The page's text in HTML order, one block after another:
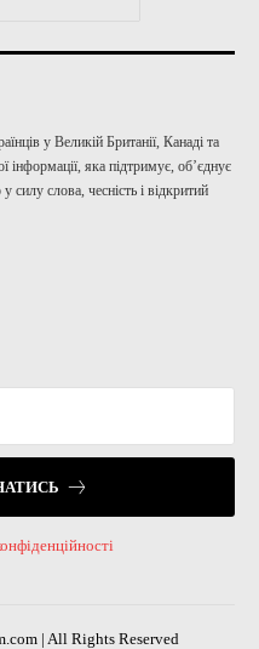
у Великій Британії, Канаді та
яка підтримує, об’єднує
силу слова, чесність і відкритий
| All Rights Reserved